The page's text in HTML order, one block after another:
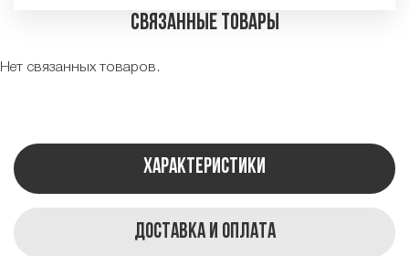
Связанные товары
Нет связанных товаров.
Характеристики
Доставка и оплата